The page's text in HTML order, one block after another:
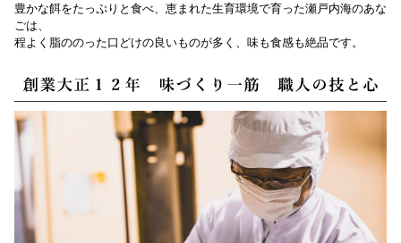
豊かな餌をたっぷりと食べ、恵まれた生育環境で育った瀬戸内海のあな
ごは、
程よく脂ののった口どけの良いものが多く、味も食感も絶品です。